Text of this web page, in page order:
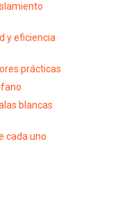
y eficiencia
prácticas
blancas
cada uno